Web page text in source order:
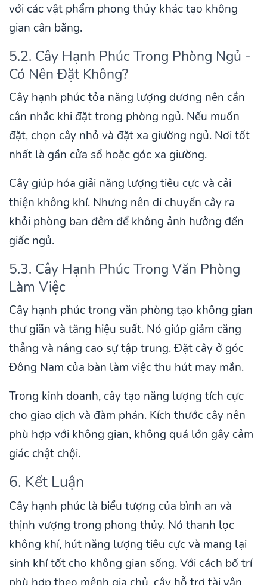
với các vật phẩm phong thủy khác tạo không
gian cân bằng.
5.2. Cây Hạnh Phúc Trong Phòng Ngủ -
Có Nên Đặt Không?
Cây hạnh phúc tỏa năng lượng dương nên cần
cân nhắc khi đặt trong phòng ngủ. Nếu muốn
đặt, chọn cây nhỏ và đặt xa giường ngủ. Nơi tốt
nhất là gần cửa sổ hoặc góc xa giường.
Cây giúp hóa giải năng lượng tiêu cực và cải
thiện không khí. Nhưng nên di chuyển cây ra
khỏi phòng ban đêm để không ảnh hưởng đến
giấc ngủ.
5.3. Cây Hạnh Phúc Trong Văn Phòng
Làm Việc
Cây hạnh phúc trong văn phòng tạo không gian
thư giãn và tăng hiệu suất. Nó giúp giảm căng
thẳng và nâng cao sự tập trung. Đặt cây ở góc
Đông Nam của bàn làm việc thu hút may mắn.
Trong kinh doanh, cây tạo năng lượng tích cực
cho giao dịch và đàm phán. Kích thước cây nên
phù hợp với không gian, không quá lớn gây cảm
giác chật chội.
6. Kết Luận
Cây hạnh phúc là biểu tượng của bình an và
thịnh vượng trong phong thủy. Nó thanh lọc
không khí, hút năng lượng tiêu cực và mang lại
sinh khí tốt cho không gian sống. Với cách bố trí